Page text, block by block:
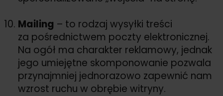
Mailing – to rodzaj wysyłki treści
za pośrednictwem poczty elektronicznej.
Na ogół ma charakter reklamowy, jednak
jego umiejętne skomponowanie pozwala
przynajmniej jednorazowo zapewnić nam
wzrost ruchu w obrębie witryny.